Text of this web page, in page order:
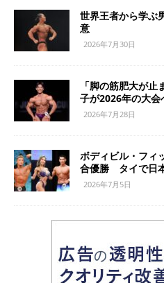
世界王者から学ぶ
意
2026年7月30日
「脚の筋肥大が
子が2026年の大会
2026年7月28日
ボディビル・フィ
合優勝 タイで日
2026年7月5日